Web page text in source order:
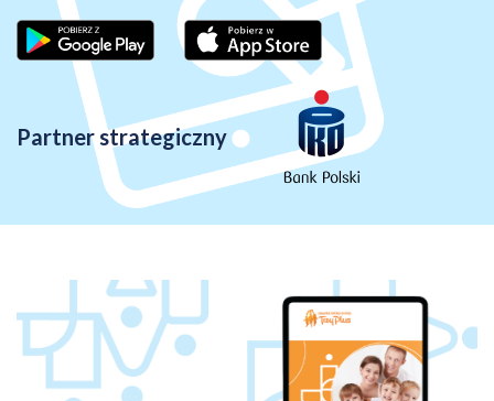
Partner strategiczny